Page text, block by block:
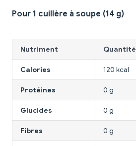
Pour 1 cuillère à soupe (14 g)
Nutriment Quantité
Calories 120 kcal
Protéines 0 g
Glucides 0 g
Fibres 0 g